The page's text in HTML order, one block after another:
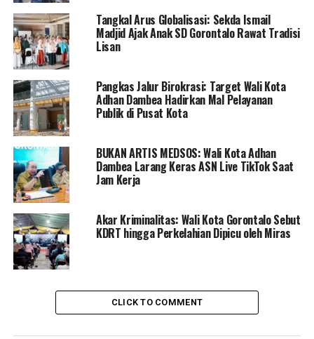
Selama kunjungan tersebut, Wali Kota Gorontalo,
Marten Taha, memberikan oleh-oleh kepada ketiga Wali
Kota tersebut. Wali Kota Gorontalo menjelaskan bahwa
program inovatif ini merupakan upaya dari Pemerintah
Kota Gorontalo melalui Dinas Komunikasi dan
Informatika serta Persandian Kota Gorontalo untuk
mempromosikan pariwisata daerah secara virtual.
“Sehingga, masyarakat di luar Kota Gorontalo tidak
hanya menyaksikan secara virtual seperti apa dan
bagaimana cagar budaya Gorontalo, tetapi mereka akan
tertarik dan berkunjung ke Kota Gorontalo,” ungkap
Wali Kota Gorontalo Dua Periode itu.
Kepala DPM-PTSP Kota Gorontalo, Ridwan Akase, yang
menjelaskan bahwa stand tersebut juga
Tangkal Arus Globalisasi: Sekda Ismail
Madjid Ajak Anak SD Gorontalo Rawat Tradisi
Lisan
Pangkas Jalur Birokrasi: Target Wali Kota
Adhan Dambea Hadirkan Mal Pelayanan
Publik di Pusat Kota
BUKAN ARTIS MEDSOS: Wali Kota Adhan
Dambea Larang Keras ASN Live TikTok Saat
Jam Kerja
Akar Kriminalitas: Wali Kota Gorontalo Sebut
KDRT hingga Perkelahian Dipicu oleh Miras
CLICK TO COMMENT